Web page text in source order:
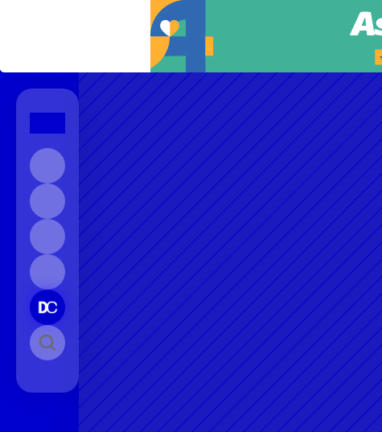
Sobre
Contato
Instagram
Pesquisar